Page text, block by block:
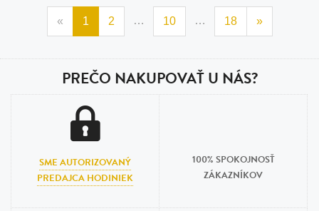
« 1 2 … 10 … 18 »
PREČO NAKUPOVAŤ U NÁS?
SME AUTORIZOVANÝ
PREDAJCA HODINIEK
100% SPOKOJNOSŤ
ZÁKAZNÍKOV